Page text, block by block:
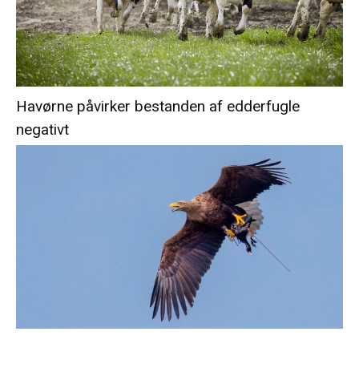
Havørne påvirker bestanden af edderfugle
negativt